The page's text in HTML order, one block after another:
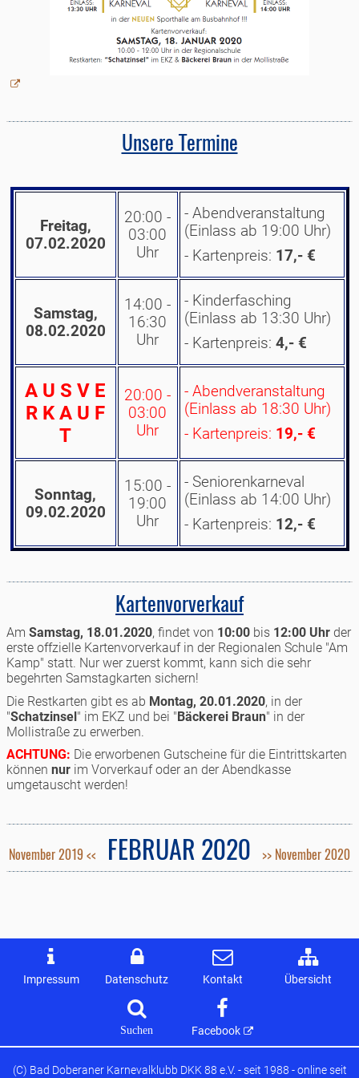
Unsere Termine
Freitag,
07.02.2020
20:00 -
03:00
Uhr
- Abendveranstaltung
(Einlass ab 19:00 Uhr)
- Kartenpreis: 17,- €
Samstag,
08.02.2020
14:00 -
16:30
Uhr
- Kinderfasching
(Einlass ab 13:30 Uhr)
- Kartenpreis: 4,- €
A U S V E
R K A U F
T
20:00 -
03:00
Uhr
- Abendveranstaltung
(Einlass ab 18:30 Uhr)
- Kartenpreis: 19,- €
Sonntag,
09.02.2020
15:00 -
19:00
Uhr
- Seniorenkarneval
(Einlass ab 14:00 Uhr)
- Kartenpreis: 12,- €
Kartenvorverkauf
Am Samstag, 18.01.2020, findet von 10:00 bis 12:00 Uhr der
erste offzielle Kartenvorverkauf in der Regionalen Schule "Am
Kamp" statt. Nur wer zuerst kommt, kann sich die sehr
begehrten Samstagkarten sichern!
Die Restkarten gibt es ab Montag, 20.01.2020, in der
"Schatzinsel" im EKZ und bei "Bäckerei Braun" in der
Mollistraße zu erwerben.
ACHTUNG: Die erworbenen Gutscheine für die Eintrittskarten
können nur im Vorverkauf oder an der Abendkasse
umgetauscht werden!
November 2019 << FEBRUAR 2020 >> November 2020
Impressum Datenschutz Kontakt Übersicht
Suchen Facebook
(C) Bad Doberaner Karnevalklubb DKK 88 e.V. - seit 1988 - online seit